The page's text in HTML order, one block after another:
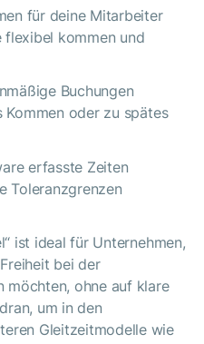
für deine Mitarbeiter
flexibel kommen und
Buchungen
oder zu spätes
erfasste Zeiten
Toleranzgrenzen
ist ideal für Unternehmen,
bei der
möchten, ohne auf klare
um in den
Gleitzeitmodelle wie